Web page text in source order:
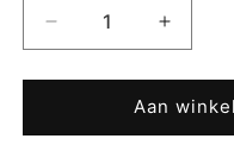
Aantal
verlagen
voor
tailleslip
Aantal
voor
Aan